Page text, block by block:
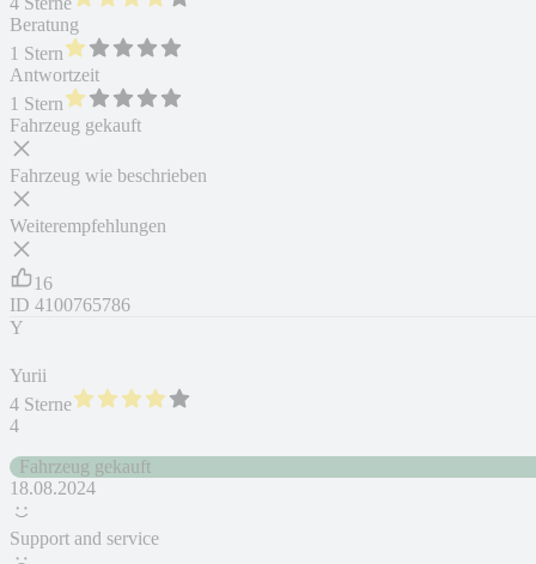
Beratung
1 Stern
Antwortzeit
1 Stern
Fahrzeug gekauft
Fahrzeug wie beschrieben
Weiterempfehlungen
16
ID 4100765786
Y
Yurii
4 Sterne
4
Fahrzeug gekauft
18.08.2024
Support and service